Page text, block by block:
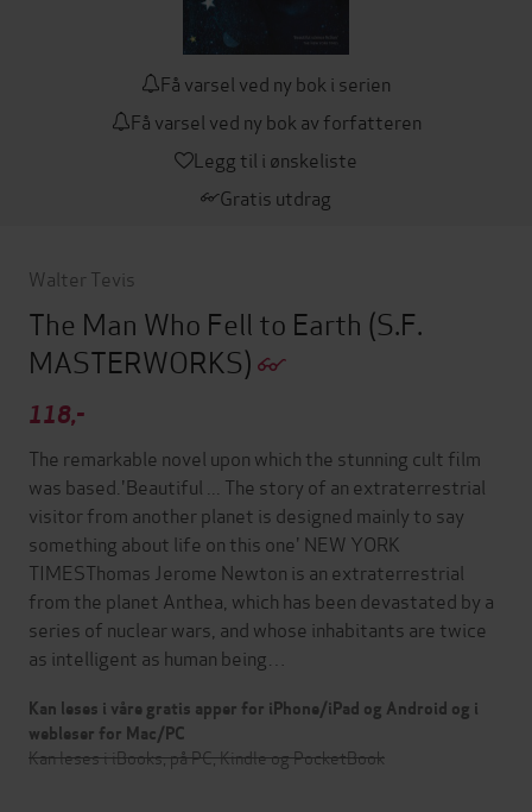
Få varsel ved ny bok i serien
Få varsel ved ny bok av forfatteren
Legg til i ønskeliste
Gratis utdrag
Walter Tevis
The Man Who Fell to Earth (S.F.
MASTERWORKS)
118,-
The remarkable novel upon which the stunning cult film
was based.'Beautiful ... The story of an extraterrestrial
visitor from another planet is designed mainly to say
something about life on this one' NEW YORK
TIMESThomas Jerome Newton is an extraterrestrial
from the planet Anthea, which has been devastated by a
series of nuclear wars, and whose inhabitants are twice
as intelligent as human being…
Kan leses i våre gratis apper for iPhone/iPad og Android og i
webleser for Mac/PC
Kan leses i iBooks, på PC, Kindle og PocketBook